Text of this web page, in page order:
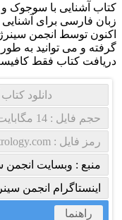
کتاب آشنایی با سوجوک
زبان فارسی برای
اکنون توسط انجمن
گرفته و می توانید به
دریافت کتاب فقط
دانلود
حجم فایل : 14 مگابایت
رمز فایل : synergyandastrology.com
منبع : وبسایت انجمن
اینستاگرام انجمن
راهنما